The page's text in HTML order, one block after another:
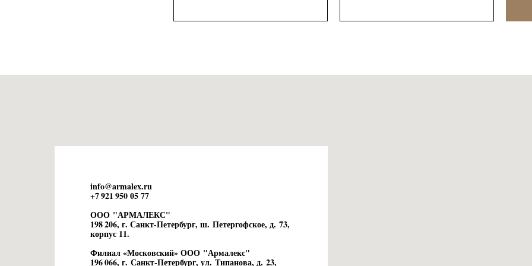
info@armalex.ru
+7 921 950 05 77
ООО "АРМАЛЕКС"
198 206, г. Санкт-Петербург, ш. Петергофское, д. 73,
корпус 11.
Филиал «Московский» ООО "Армалекс"
196 066, г. Санкт-Петербург, ул. Типанова, д. 23,